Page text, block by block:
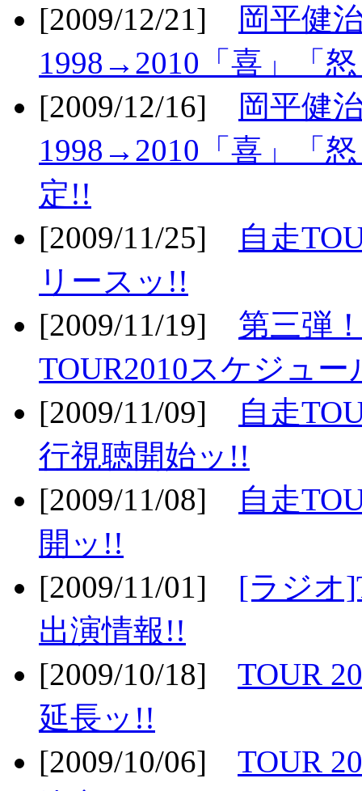
[2009/12/21]
岡平健
1998→2010「喜」「
[2009/12/16]
岡平健
1998→2010「喜」「
定!!
[2009/11/25]
自走
リースッ!!
[2009/11/19] 第三弾
TOUR2010スケジュー
[2009/11/09]
自走
行視聴開始ッ!!
[2009/11/08]
自走
開ッ!!
[2009/11/01] [ラジオ
出演情報!!
[2009/10/18] TOUR
延長ッ!!
[2009/10/06] TOUR